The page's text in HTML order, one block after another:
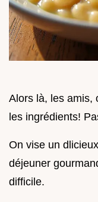
Alors là, les amis,
les ingrédients!
On vise un
déjeuner
difficile.